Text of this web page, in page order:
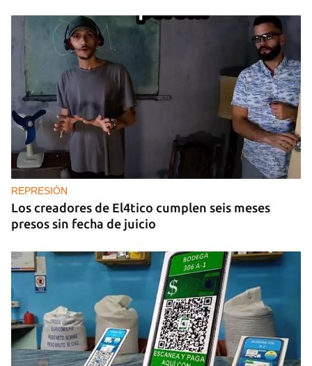
REPRESIÓN
Los creadores de El4tico cumplen seis meses
presos sin fecha de juicio